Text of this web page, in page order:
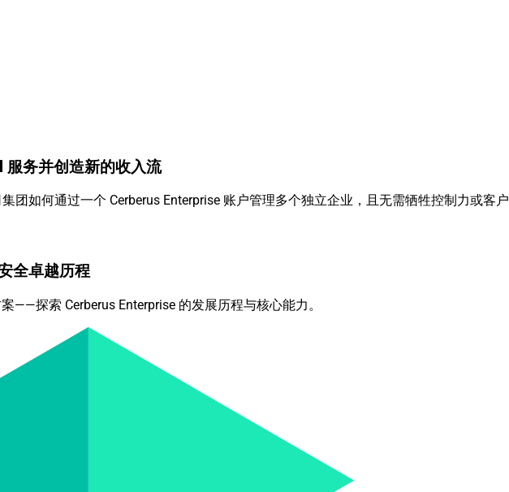
服务并创造新的收入流
团如何通过一个 Cerberus Enterprise 账户管理多个独立企业，且无需牺牲控制力或客户
全卓越历程
——探索 Cerberus Enterprise 的发展历程与核心能力。